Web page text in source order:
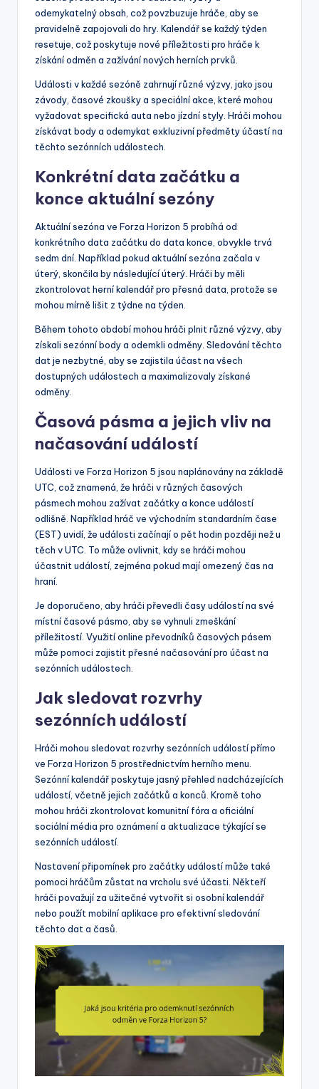
odemykatelný obsah, což povzbuzuje hráče, aby se
pravidelně zapojovali do hry. Kalendář se každý týden
resetuje, což poskytuje nové příležitosti pro hráče k
získání odměn a zažívání nových herních prvků.
Události v každé sezóně zahrnují různé výzvy, jako jsou
závody, časové zkoušky a speciální akce, které mohou
vyžadovat specifická auta nebo jízdní styly. Hráči mohou
získávat body a odemykat exkluzivní předměty účastí na
těchto sezónních událostech.
Konkrétní data začátku a
konce aktuální sezóny
Aktuální sezóna ve Forza Horizon 5 probíhá od
konkrétního data začátku do data konce, obvykle trvá
sedm dní. Například pokud aktuální sezóna začala v
úterý, skončila by následující úterý. Hráči by měli
zkontrolovat herní kalendář pro přesná data, protože se
mohou mírně lišit z týdne na týden.
Během tohoto období mohou hráči plnit různé výzvy, aby
získali sezónní body a odemkli odměny. Sledování těchto
dat je nezbytné, aby se zajistila účast na všech
dostupných událostech a maximalizovaly získané
odměny.
Časová pásma a jejich vliv na
načasování událostí
Události ve Forza Horizon 5 jsou naplánovány na základě
UTC, což znamená, že hráči v různých časových
pásmech mohou zažívat začátky a konce událostí
odlišně. Například hráč ve východním standardním čase
(EST) uvidí, že události začínají o pět hodin později než u
těch v UTC. To může ovlivnit, kdy se hráči mohou
účastnit událostí, zejména pokud mají omezený čas na
hraní.
Je doporučeno, aby hráči převedli časy událostí na své
místní časové pásmo, aby se vyhnuli zmeškání
příležitostí. Využití online převodníků časových pásem
může pomoci zajistit přesné načasování pro účast na
sezónních událostech.
Jak sledovat rozvrhy
sezónních událostí
Hráči mohou sledovat rozvrhy sezónních událostí přímo
ve Forza Horizon 5 prostřednictvím herního menu.
Sezónní kalendář poskytuje jasný přehled nadcházejících
událostí, včetně jejich začátků a konců. Kromě toho
mohou hráči zkontrolovat komunitní fóra a oficiální
sociální média pro oznámení a aktualizace týkající se
sezónních událostí.
Nastavení připomínek pro začátky událostí může také
pomoci hráčům zůstat na vrcholu své účasti. Někteří
hráči považují za užitečné vytvořit si osobní kalendář
nebo použít mobilní aplikace pro efektivní sledování
těchto dat a časů.